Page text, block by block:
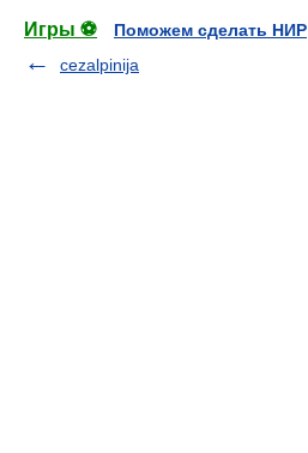
Игры ⚽
Поможем сделать НИР
cezalpinija